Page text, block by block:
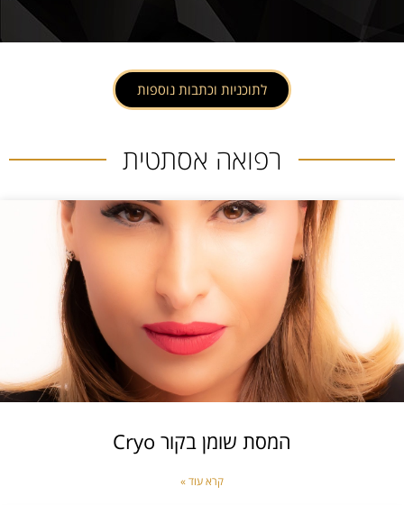
לתוכניות וכתבות נוספות
רפואה אסתטית
המסת שומן בקור Cryo
קרא עוד »